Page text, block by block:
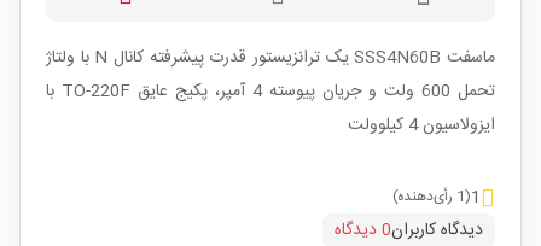
ماسفت SSS4N60B یک ترانزیستور قدرت پیشرفته کانال N با ولتاژ
تحمل 600 ولت و جریان پیوسته 4 آمپر، پکیج عایق TO-220F با
ایزولاسیون 4 کیلوولت
1(1 رأی‌دهنده)
دیدگاه کاربران0 دیدگاه